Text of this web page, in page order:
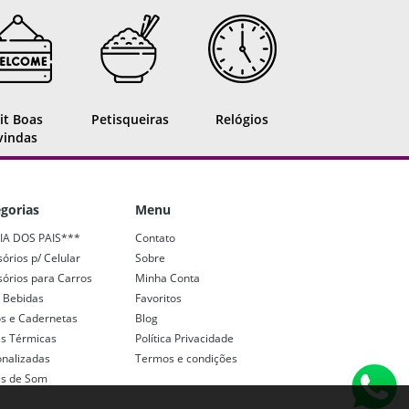
Boas
Petisqueiras Relógios
DOS PAIS***
p/ Celular
para Carros
Bebidas
e Cadernetas
Térmicas
de Som
Menu
Contato
Sobre
Minha Conta
Favoritos
Blog
Política Privacidade
Termos e condições